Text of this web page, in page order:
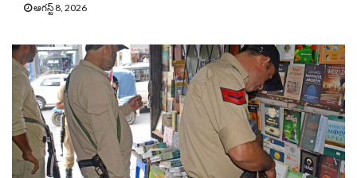
ఆగస్ట్ 8, 2026